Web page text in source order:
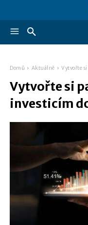
Domů Aktuálně Vytvořte
Vytvořte si
investicím